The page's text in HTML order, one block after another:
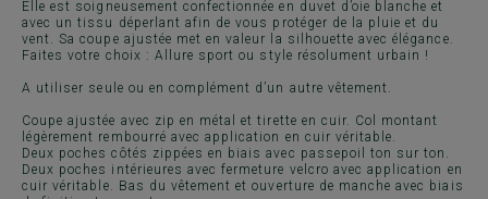
Elle est soigneusement confectionnée en duvet d’oie blanche et
avec un tissu déperlant afin de vous protéger de la pluie et du
vent. Sa coupe ajustée met en valeur la silhouette avec élégance.
Faites votre choix : Allure sport ou style résolument urbain !
A utiliser seule ou en complément d’un autre vêtement.
Coupe ajustée avec zip en métal et tirette en cuir. Col montant
légèrement rembourré avec application en cuir véritable.
Deux poches côtés zippées en biais avec passepoil ton sur ton.
Deux poches intérieures avec fermeture velcro avec application en
cuir véritable. Bas du vêtement et ouverture de manche avec biais